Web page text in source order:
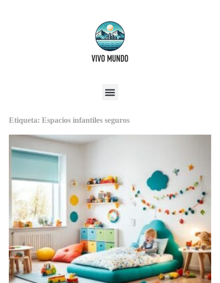
Etiqueta: Espacios infantiles seguros